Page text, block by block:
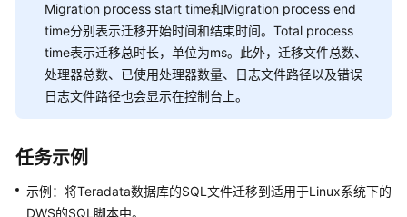
视
帮
性
Migration process start time和Migration process end
time分别表示迁移开始时间和结束时间。Total process
time表示迁移总时长，单位为ms。此外，迁移文件总数、
处理器总数、已使用处理器数量、日志文件路径以及错误
日志文件路径也会显示在控制台上。
任务示例
示例：将Teradata数据库的SQL文件迁移到适用于Linux系统下的
DWS的SQL脚本中。